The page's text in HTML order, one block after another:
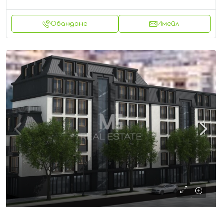
Обаждане Имейл